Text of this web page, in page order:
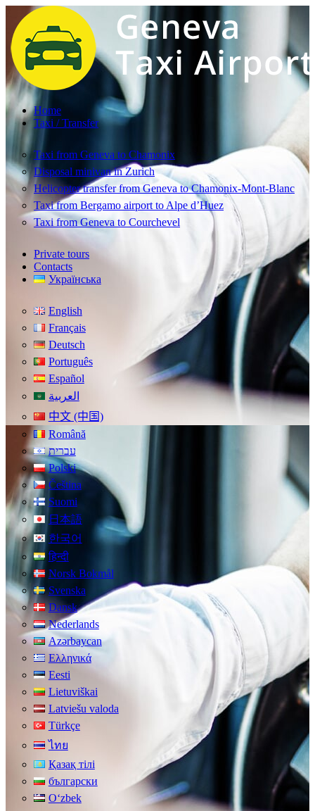
Home
Taxi / Transfer
Taxi from Geneva to Chamonix
Disposal minivan in Zurich
Helicopter transfer from Geneva to Chamonix-Mont-Blanc
Taxi from Bergamo airport to Alpe d’Huez
Taxi from Geneva to Courchevel
Private tours
Contacts
Українська
English
Français
Deutsch
Português
Español
العربية
中文 (中国)
Română
עברית
Polski
Čeština
Suomi
日本語
한국어
हिन्दी
Norsk Bokmål
Svenska
Dansk
Nederlands
Azərbaycan
Ελληνικά
Eesti
Lietuviškai
Latviešu valoda
Türkçe
ไทย
Қазақ тілі
български
Oʻzbek